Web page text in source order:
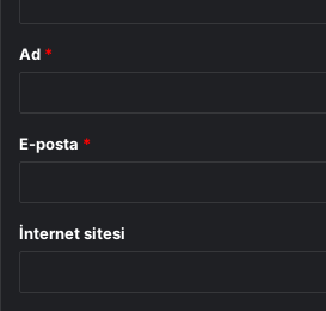
Ad *
E-posta *
İnternet sitesi